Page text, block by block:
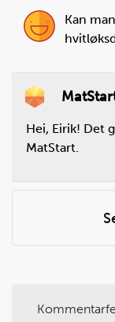
Steg4
Bruk
tåler varme til
Kan
Hei, Eirik! Det
MatStart.